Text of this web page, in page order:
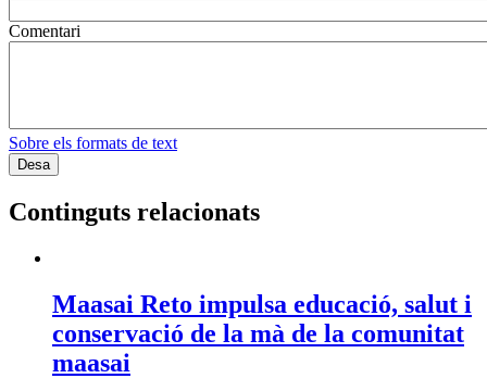
Comentari
Sobre els formats de text
Continguts relacionats
Maasai Reto impulsa educació, salut i
conservació de la mà de la comunitat
maasai